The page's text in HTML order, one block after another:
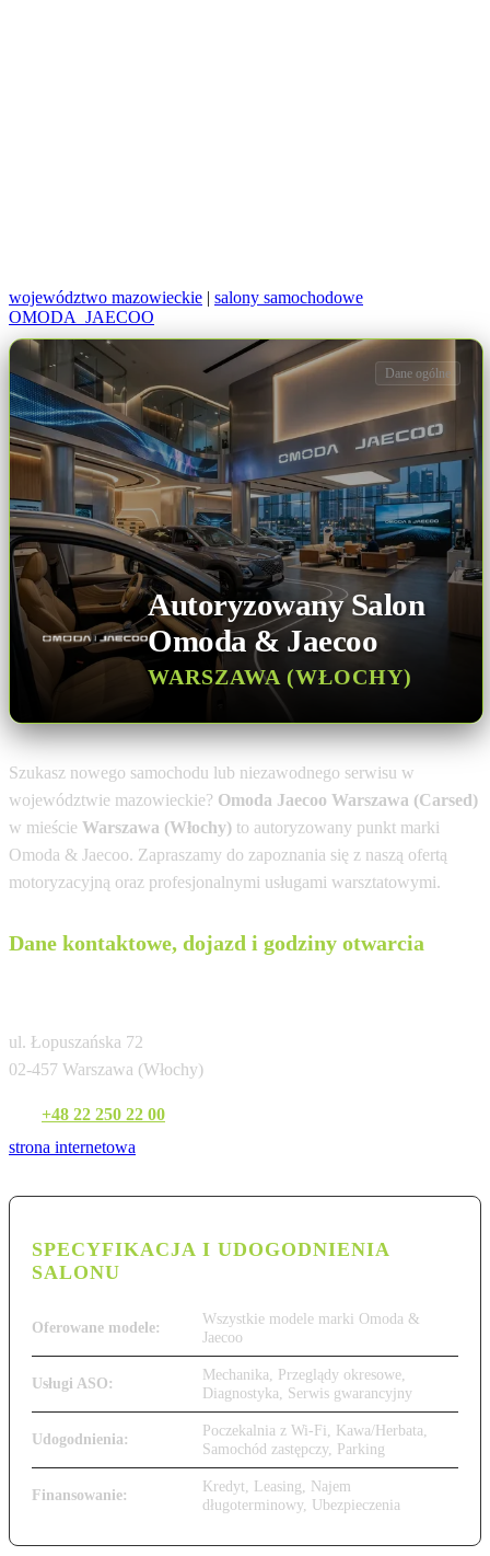
województwo mazowieckie | salony samochodowe
OMODA_JAECOO
Autoryzowany Salon
Omoda & Jaecoo
WARSZAWA (WŁOCHY)
Dane ogólne
Szukasz nowego samochodu lub niezawodnego serwisu w
województwie mazowieckie? Omoda Jaecoo Warszawa (Carsed)
w mieście Warszawa (Włochy) to autoryzowany punkt marki
Omoda & Jaecoo. Zapraszamy do zapoznania się z naszą ofertą
motoryzacyjną oraz profesjonalnymi usługami warsztatowymi.
Dane kontaktowe, dojazd i godziny otwarcia
ul. Łopuszańska 72
02-457 Warszawa (Włochy)
+48 22 250 22 00
strona internetowa
SPECYFIKACJA I UDOGODNIENIA
SALONU
Oferowane modele:
Wszystkie modele marki Omoda &
Jaecoo
Usługi ASO:
Mechanika, Przeglądy okresowe,
Diagnostyka, Serwis gwarancyjny
Udogodnienia:
Poczekalnia z Wi-Fi, Kawa/Herbata,
Samochód zastępczy, Parking
Finansowanie:
Kredyt, Leasing, Najem
długoterminowy, Ubezpieczenia